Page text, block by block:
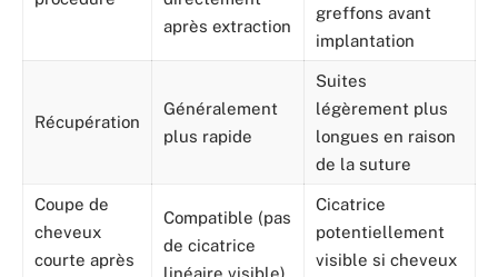
après extraction
greffons avant
implantation
Récupération
Généralement
plus rapide
Suites
légèrement plus
longues en raison
de la suture
Coupe de
cheveux
courte après
Compatible (pas
de cicatrice
Cicatrice
potentiellement
visible si cheveux